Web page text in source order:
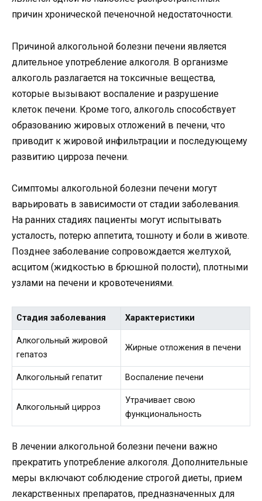
причин хронической печеночной недостаточности.
Причиной алкогольной болезни печени является
длительное употребление алкоголя. В организме
алкоголь разлагается на токсичные вещества,
которые вызывают воспаление и разрушение
клеток печени. Кроме того, алкоголь способствует
образованию жировых отложений в печени, что
приводит к жировой инфильтрации и последующему
развитию цирроза печени.
Симптомы алкогольной болезни печени могут
варьировать в зависимости от стадии заболевания.
На ранних стадиях пациенты могут испытывать
усталость, потерю аппетита, тошноту и боли в животе.
Позднее заболевание сопровождается желтухой,
асцитом (жидкостью в брюшной полости), плотными
узлами на печени и кровотечениями.
Стадия заболевания Характеристики
Алкогольный жировой
гепатоз
Жирные отложения в печени
Алкогольный гепатит Воспаление печени
Алкогольный цирроз
Утрачивает свою
функциональность
В лечении алкогольной болезни печени важно
прекратить употребление алкоголя. Дополнительные
меры включают соблюдение строгой диеты, прием
лекарственных препаратов, предназначенных для